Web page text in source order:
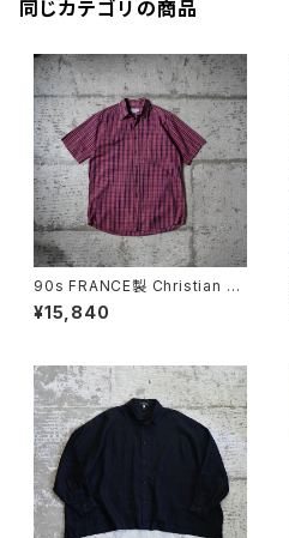
同じカテゴリの商品
90s FRANCE製 Christian Di
or Checkered S/S Shirt
¥15,840